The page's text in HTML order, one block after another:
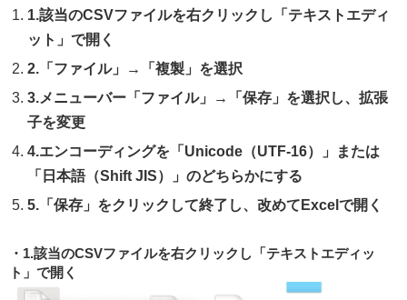
1.該当のCSVファイルを右クリックし「テキストエディ
ット」で開く
2.「ファイル」→「複製」を選択
3.メニューバー「ファイル」→「保存」を選択し、拡張
子を変更
4.エンコーディングを「Unicode（UTF-16）」または
「日本語（Shift JIS）」のどちらかにする
5.「保存」をクリックして終了し、改めてExcelで開く
1.該当のCSVファイルを右クリックし「テキストエディッ
ト」で開く